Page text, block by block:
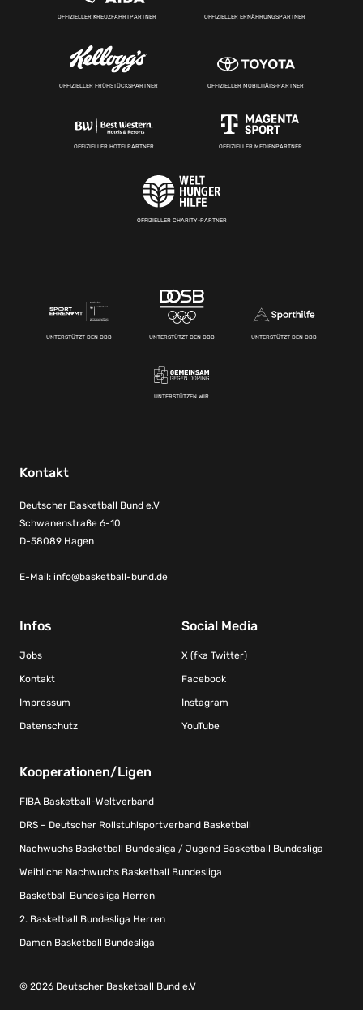
OFFIZIELLER KREUZFAHRTPARTNER OFFIZIELLER ERNÄHRUNGSPARTNER
OFFIZIELLER FRÜHSTÜCKSPARTNER OFFIZIELLER MOBILITÄTS-PARTNER
OFFIZIELLER HOTELPARTNER OFFIZIELLER MEDIENPARTNER
OFFIZIELLER CHARITY-PARTNER
UNTERSTÜTZT DEN DBB UNTERSTÜTZT DEN DBB UNTERSTÜTZT DEN DBB
UNTERSTÜTZEN WIR
Kontakt
Deutscher Basketball Bund e.V
Schwanenstraße 6-10
D-58089 Hagen
E-Mail: info@basketball-bund.de
Infos
Jobs
Kontakt
Impressum
Datenschutz
Social Media
X (fka Twitter)
Facebook
Instagram
YouTube
Kooperationen/Ligen
FIBA Basketball-Weltverband
DRS – Deutscher Rollstuhlsportverband Basketball
Nachwuchs Basketball Bundesliga / Jugend Basketball Bundesliga
Weibliche Nachwuchs Basketball Bundesliga
Basketball Bundesliga Herren
2. Basketball Bundesliga Herren
Damen Basketball Bundesliga
© 2026 Deutscher Basketball Bund e.V